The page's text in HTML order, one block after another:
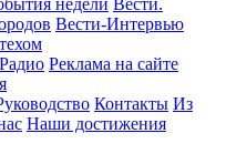
недели Вести.
Вести-Интервью
Реклама на сайте
Контакты Из
Наши достижения